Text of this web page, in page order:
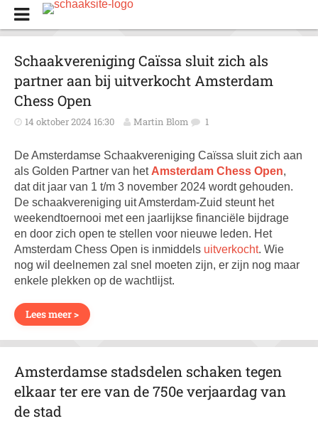
Schaakvereniging Caïssa sluit zich als
partner aan bij uitverkocht Amsterdam
Chess Open
14 oktober 2024 16:30 Martin Blom 1
De Amsterdamse Schaakvereniging Caïssa sluit zich aan
als Golden Partner van het Amsterdam Chess Open,
dat dit jaar van 1 t/m 3 november 2024 wordt gehouden.
De schaakvereniging uit Amsterdam-Zuid steunt het
weekendtoernooi met een jaarlijkse financiële bijdrage
en door zich open te stellen voor nieuwe leden. Het
Amsterdam Chess Open is inmiddels uitverkocht. Wie
nog wil deelnemen zal snel moeten zijn, er zijn nog maar
enkele plekken op de wachtlijst.
Lees meer >
Amsterdamse stadsdelen schaken tegen
elkaar ter ere van de 750e verjaardag van
de stad